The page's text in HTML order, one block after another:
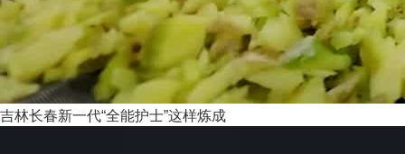
吉林长春新一代“全能护士”这样炼成